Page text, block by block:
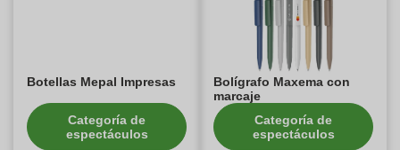
Botellas Mepal Impresas
Categoría de
espectáculos
Bolígrafo Maxema con
marcaje
Categoría de
espectáculos